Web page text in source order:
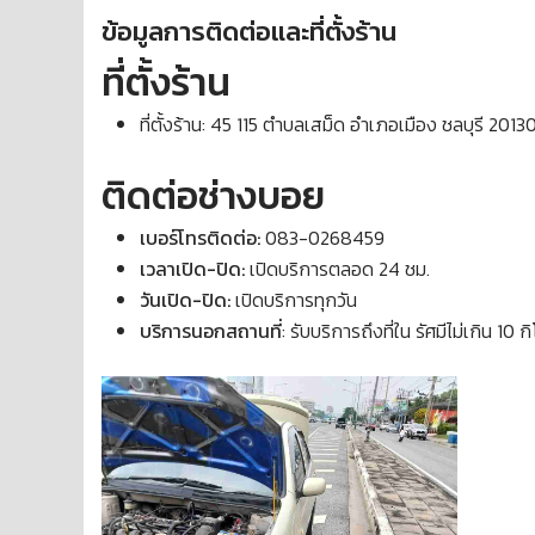
ข้อมูลการติดต่อและที่ตั้งร้าน
ที่ตั้งร้าน
ที่ตั้งร้าน: 45 115 ตำบลเสม็ด อำเภอเมือง ชลบุรี 20130
ติดต่อช่างบอย
เบอร์โทรติดต่อ:083-0268459
เวลาเปิด-ปิด:เปิดบริการตลอด 24 ชม.
วันเปิด-ปิด:เปิดบริการทุกวัน
บริการนอกสถานที่: รับบริการถึงที่ใน รัศมีไม่เกิน 10